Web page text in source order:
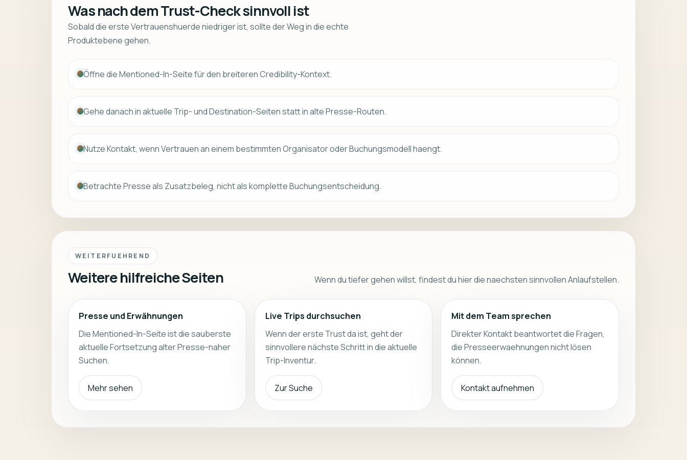
Was nach dem Trust-Check sinnvoll ist
Sobald die erste Vertrauenshuerde niedriger ist, sollte der Weg in die echte
Produktebene gehen.
Öffne die Mentioned-In-Seite für den breiteren Credibility-Kontext.
Gehe danach in aktuelle Trip- und Destination-Seiten statt in alte Presse-Routen.
Nutze Kontakt, wenn Vertrauen an einem bestimmten Organisator oder Buchungsmodell haengt.
Betrachte Presse als Zusatzbeleg, nicht als komplette Buchungsentscheidung.
WEITERFUEHREND
Weitere hilfreiche Seiten Wenn du tiefer gehen willst, findest du hier die naechsten sinnvollen Anlaufstellen.
Presse und Erwähnungen
Die Mentioned-In-Seite ist die sauberste
aktuelle Fortsetzung alter Presse-naher
Suchen.
Mehr sehen
Live Trips durchsuchen
Wenn der erste Trust da ist, geht der
sinnvollere nächste Schritt in die aktuelle
Trip-Inventur.
Zur Suche
Mit dem Team sprechen
Direkter Kontakt beantwortet die Fragen,
die Presseerwaehnungen nicht lösen
können.
Kontakt aufnehmen